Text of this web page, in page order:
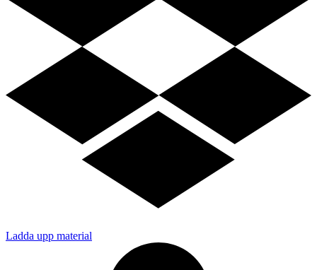
Ladda upp material